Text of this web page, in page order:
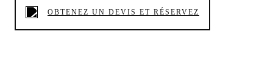
OBTENEZ UN DEVIS ET RÉSERVEZ